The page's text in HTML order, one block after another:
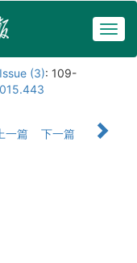
Issue (3): 109-
一篇
下一篇